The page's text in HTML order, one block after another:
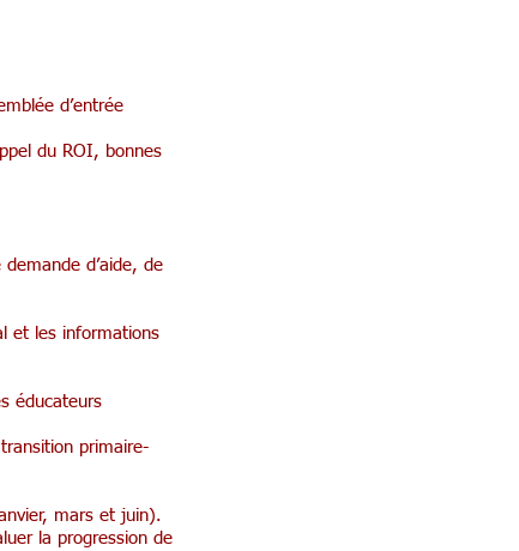
d’entrée
du ROI, bonnes
d’aide, de
et les informations
éducateurs
primaire-
mars et juin).
la progression de